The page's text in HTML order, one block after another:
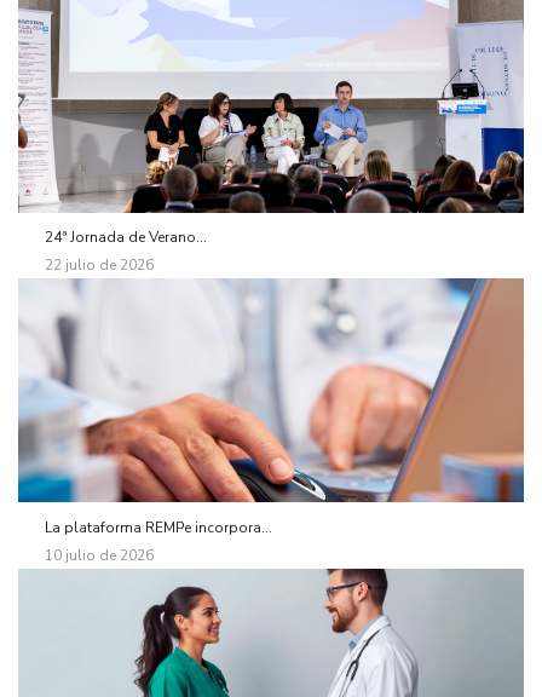
24ª Jornada de Verano...
22 julio de 2026
La plataforma REMPe incorpora...
10 julio de 2026